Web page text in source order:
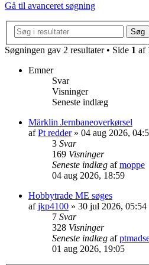
Gå til avanceret søgning
Søg
Søgningen gav 2 resultater • Side 1 af
Emner
Svar
Visninger
Seneste indlæg
Märklin Jernbaneoverkørsel
afPt redder» 04 aug 2026,
3 Svar
169 Visninger
Seneste indlæg afmoppe
04 aug 2026, 18:59
Hobbytrade ME søges
afjkp4100 » 30 jul 2026, 05:54
7 Svar
328 Visninger
Seneste indlæg af
01 aug 2026, 19:05